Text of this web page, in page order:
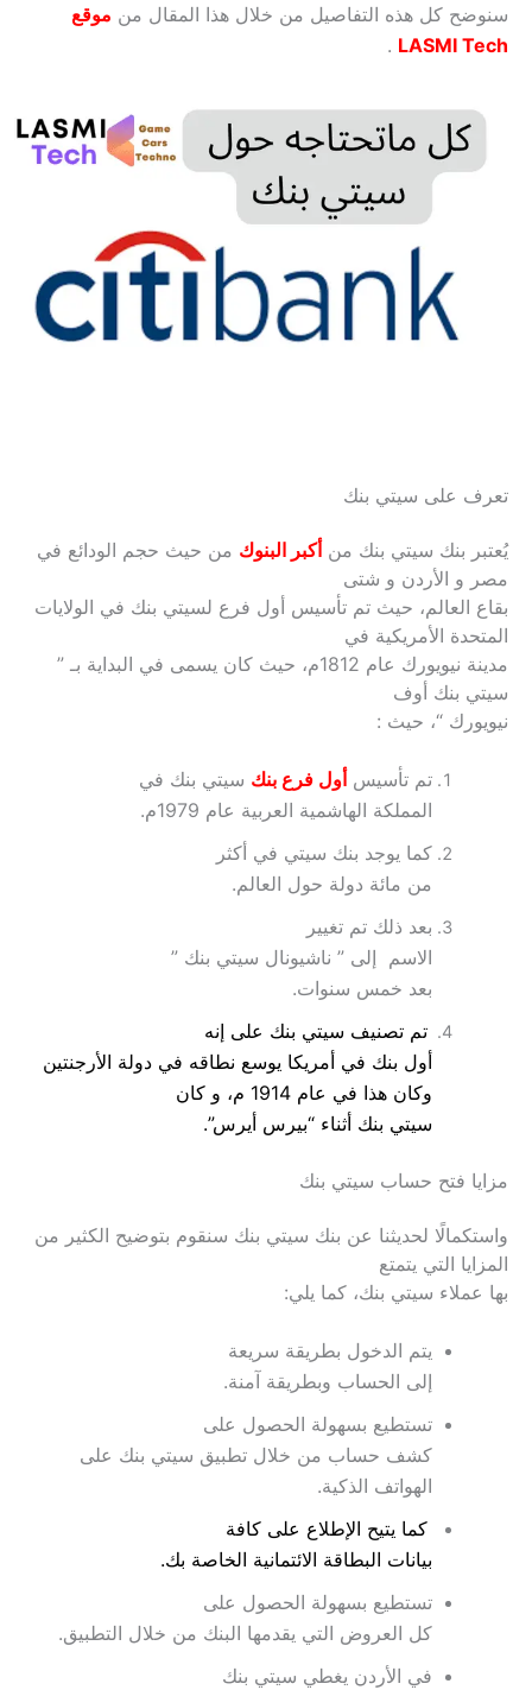
سنوضح كل هذه التفاصيل من خلال هذا المقال منموقع
LASMI Tech
.
تعرف على سيتي بنك
يُعتبر بنك سيتي بنك منأكبر البنوكمن حيث حجم الودائع في
مصر و الأردن و شتى
بقاع العالم، حيث تم تأسيس أول فرع لسيتي بنك في الولايات
المتحدة الأمريكية في
مدينة نيويورك عام 1812م، حيث كان يسمى في البداية بـ ”
سيتي بنك أوف
نيويورك “، حيث :
تم تأسيس أول فرعبنكسيتي بنكفي
المملكة الهاشمية العربية عام 1979م.
كما يوجد بنك سيتي في أكثر
من مائة دولة حول العالم.
بعد ذلك تم تغيير
الاسم إلى ” ناشيونال سيتي بنك ”
بعد خمس سنوات.
تم تصنيف سيتي بنك على إنه
أول بنك في أمريكا يوسع نطاقه في دولة الأرجنتين
وكان هذا في عام 1914 م، و كان
سيتي بنك أثناء “بيرس أيرس”.
مزايا فتح حساب سيتي بنك
واستكمالًا لحديثنا عن بنك سيتي بنك سنقوم بتوضيح الكثير من
المزايا التي يتمتع
بها عملاء سيتي بنك، كما يلي:
يتم الدخول بطريقة سريعة
إلى الحساب وبطريقة آمنة.
تستطيع بسهولة الحصول على
كشف حساب من خلال تطبيق سيتي بنك على
الهواتف الذكية.
كما يتيح الإطلاع على كافة
بيانات البطاقة الائتمانية الخاصة بك.
تستطيع بسهولة الحصول على
كل العروض التي يقدمها البنك من خلال التطبيق.
في الأردن يغطي سيتي بنك